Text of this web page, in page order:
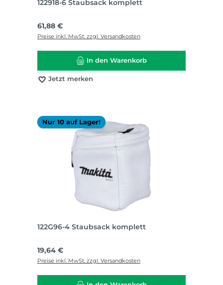
122918-6 Staubsack komplett
Regulärer Preis:
61,88 €
Preise inkl. MwSt. zzgl. Versandkosten
In den Warenkorb
Jetzt merken
Nur 10 auf Lager!
122G96-4 Staubsack komplett
Regulärer Preis:
19,64 €
Preise inkl. MwSt. zzgl. Versandkosten